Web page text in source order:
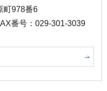
町978番6
番号：029-301-3039